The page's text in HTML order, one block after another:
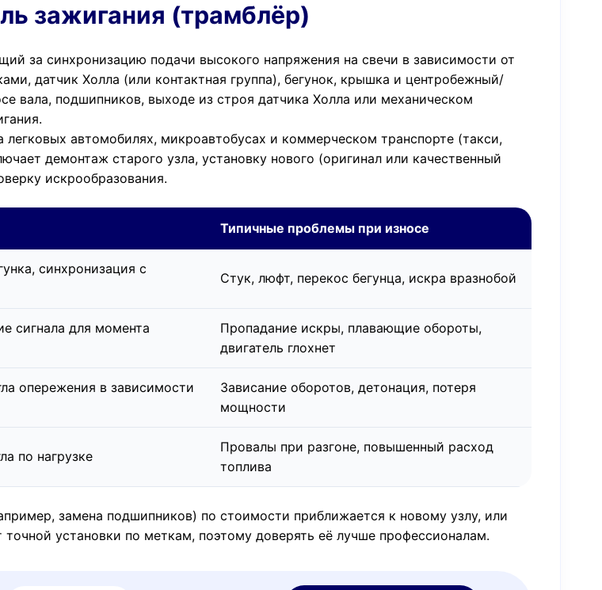
зажигания (трамблёр)
за синхронизацию подачи высокого напряжения на свечи в зависимости от
датчик Холла (или контактная группа), бегунок, крышка и центробежный/
вала, подшипников, выходе из строя датчика Холла или механическом
легковых автомобилях, микроавтобусах и коммерческом транспорте (такси,
демонтаж старого узла, установку нового (оригинал или качественный
искрообразования.
Типичные проблемы при износе
синхронизация с
Стук, люфт, перекос бегунца, искра вразнобой
сигнала для момента
Пропадание искры, плавающие обороты,
двигатель глохнет
опережения в зависимости
Зависание оборотов, детонация, потеря
мощности
по нагрузке
Провалы при разгоне, повышенный расход
топлива
замена подшипников) по стоимости приближается к новому узлу, или
установки по меткам, поэтому доверять её лучше профессионалам.